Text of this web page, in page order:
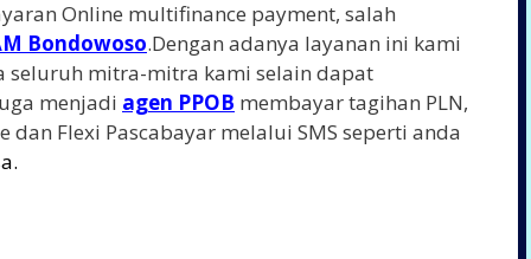
Online multifinance payment, salah
Bondowoso.Dengan adanya layanan ini kami
seluruh mitra-mitra kami selain dapat
menjadi agen PPOB membayar tagihan PLN,
dan Flexi Pascabayar melalui SMS seperti anda
a.